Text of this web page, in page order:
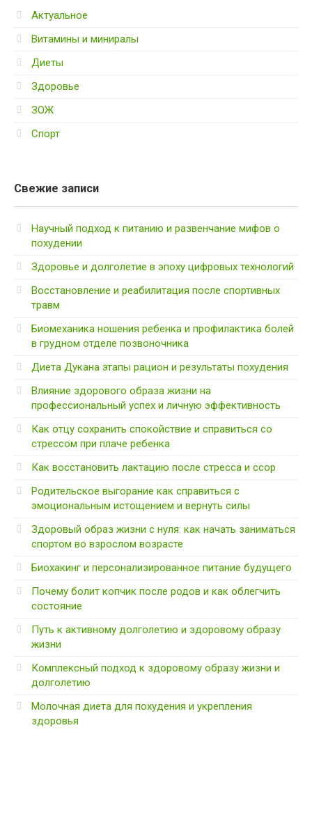
Актуальное
Витамины и миниралы
Диеты
Здоровье
ЗОЖ
Спорт
Свежие записи
Научный подход к питанию и развенчание мифов о
похудении
Здоровье и долголетие в эпоху цифровых технологий
Восстановление и реабилитация после спортивных
травм
Биомеханика ношения ребенка и профилактика болей
в грудном отделе позвоночника
Диета Дукана этапы рацион и результаты похудения
Влияние здорового образа жизни на
профессиональный успех и личную эффективность
Как отцу сохранить спокойствие и справиться со
стрессом при плаче ребенка
Как восстановить лактацию после стресса и ссор
Родительское выгорание как справиться с
эмоциональным истощением и вернуть силы
Здоровый образ жизни с нуля: как начать заниматься
спортом во взрослом возрасте
Биохакинг и персонализированное питание будущего
Почему болит копчик после родов и как облегчить
состояние
Путь к активному долголетию и здоровому образу
жизни
Комплексный подход к здоровому образу жизни и
долголетию
Молочная диета для похудения и укрепления
здоровья